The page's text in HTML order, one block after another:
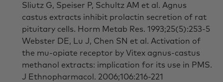
Sliutz G, Speiser P, Schultz AM et al. Agnus
castus extracts inhibit prolactin secretion of rat
pituitary cells. Horm Metab Res. 1993;25(5):253-5
Webster DE, Lu J, Chen SN et al. Activation of
the mu-opiate receptor by Vitex agnus-castus
methanol extracts: implication for its use in PMS.
J Ethnopharmacol. 2006;106:216-221